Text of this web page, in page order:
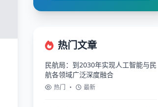
热门文章
民航局：到2030年实现人工智能与民
航各领域广泛深度融合
热门 • 最新